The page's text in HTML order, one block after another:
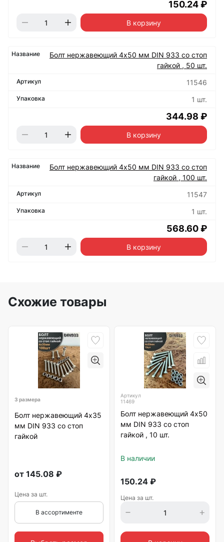
150.24 ₽
В корзину
Болт нержавеющий 4х50 мм DIN 933 со стоп
гайкой , 50 шт.
11546
1 шт.
344.98 ₽
В корзину
Болт нержавеющий 4х50 мм DIN 933 со стоп
гайкой , 100 шт.
11547
1 шт.
568.60 ₽
В корзину
Схожие товары
3 размера
Болт нержавеющий 4х35
мм DIN 933 со стоп
гайкой
от 145.08 ₽
Цена за шт.
В ассортименте
Артикул
11469
Болт нержавеющий 4х50
мм DIN 933 со стоп
гайкой , 10 шт.
В наличии
150.24 ₽
Цена за шт.